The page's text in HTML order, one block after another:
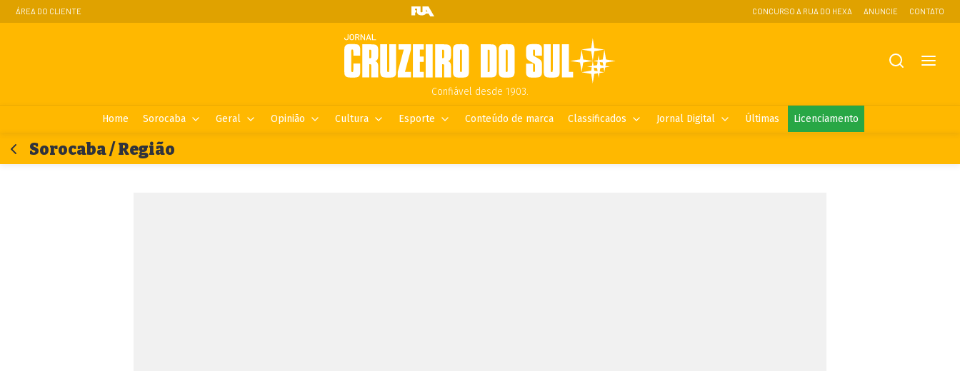
ÁREA DO CLIENTE CONCURSO A RUA DO HEXA ANUNCIE CONTATO
Confiável desde 1903.
Home Sorocaba Geral Opinião Cultura Esporte Conteúdo de marca Classificados Jornal Digital Últimas Licenciamento
Sorocaba / Região